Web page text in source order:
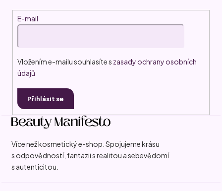
E-mail
Vložením e-mailu souhlasíte s zasady ochrany osobních
údajů
Přihlásit se
Více než kosmetický e-shop. Spojujeme krásu
s odpovědností, fantazii s realitou a sebevědomí
s autenticitou.